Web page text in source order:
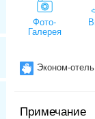
Фото-
Галерея
Эконом-отель
Примечание